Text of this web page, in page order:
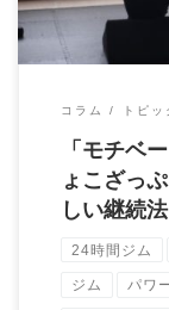
コラム トピッ
「モチベ
ょこざっ
しい継続法
24時間ジム
ジム パワ